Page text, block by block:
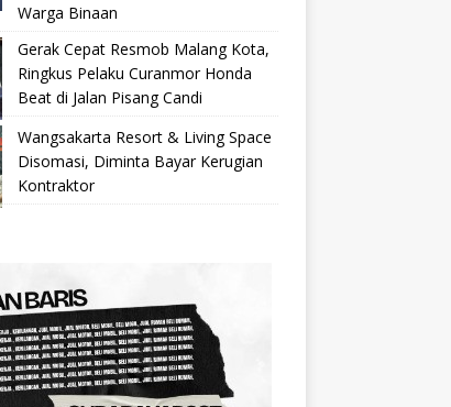
Warga Binaan
Gerak Cepat Resmob Malang Kota,
Ringkus Pelaku Curanmor Honda
Beat di Jalan Pisang Candi
Wangsakarta Resort & Living Space
Disomasi, Diminta Bayar Kerugian
Kontraktor